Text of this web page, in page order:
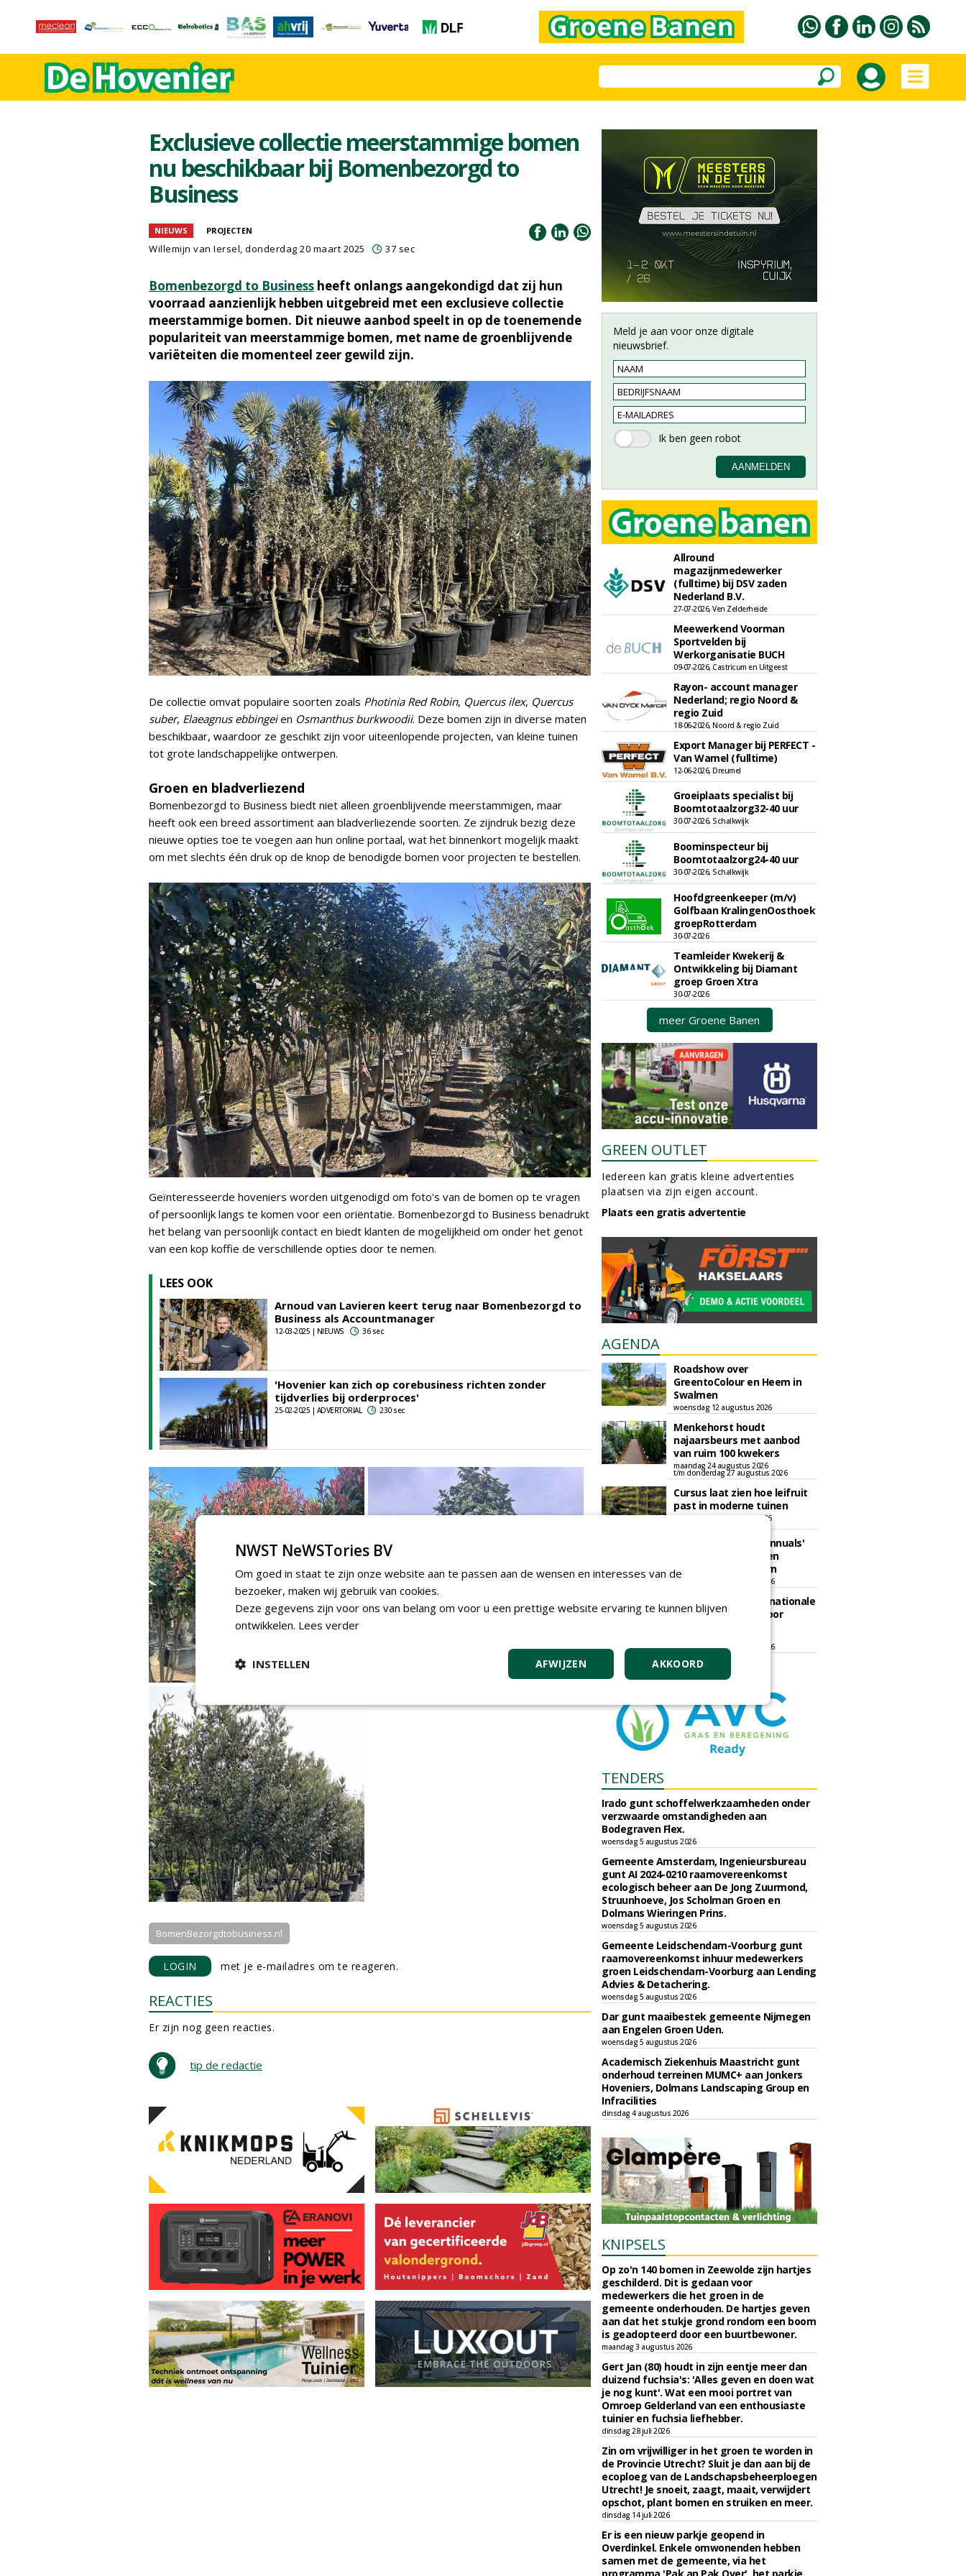
Exclusieve collectie meerstammige bomen
nu beschikbaar bij Bomenbezorgd to
Business
NIEUWS PROJECTEN
Willemijn van Iersel, donderdag 20 maart 2025 37 sec
Bomenbezorgd to Business heeft onlangs aangekondigd dat zij hun
voorraad aanzienlijk hebben uitgebreid met een exclusieve collectie
meerstammige bomen. Dit nieuwe aanbod speelt in op de toenemende
populariteit van meerstammige bomen, met name de groenblijvende
variëteiten die momenteel zeer gewild zijn.
De collectie omvat populaire soorten zoals Photinia Red Robin, Quercus ilex, Quercus
suber, Elaeagnus ebbingeien Osmanthus burkwoodii. Deze bomen zijn in diverse maten
beschikbaar, waardoor ze geschikt zijn voor uiteenlopende projecten, van kleine tuinen
tot grote landschappelijke ontwerpen.
Groen en bladverliezend
Bomenbezorgd to Business biedt niet alleen groenblijvende meerstammigen, maar
heeft ook een breed assortiment aan bladverliezende soorten. Ze zijndruk bezig deze
nieuwe opties toe te voegen aan hun online portaal, wat het binnenkort mogelijk maakt
om met slechts één druk op de knop de benodigde bomen voor projecten te bestellen.
Geïnteresseerde hoveniers worden uitgenodigd om foto's van de bomen op te vragen
of persoonlijk langs te komen voor een oriëntatie. Bomenbezorgd to Business benadrukt
het belang van persoonlijk contact en biedt klanten de mogelijkheid om onder het genot
van een kop koffie de verschillende opties door te nemen.
LEES OOK
Arnoud van Lavieren keert terug naar Bomenbezorgd to
Business als Accountmanager
12-03-2025 | NIEUWS 36 sec
'Hovenier kan zich op corebusiness richten zonder
tijdverlies bij orderproces'
25-02-2025 | ADVERTORIAL 230 sec
BomenBezorgdtobusiness.nl
LOGIN met je e-mailadres om te reageren.
REACTIES
Er zijn nog geen reacties.
tip de redactie
Meld je aan voor onze digitale
nieuwsbrief.
Allround
magazijnmedewerker
(fulltime) bij DSV zaden
Nederland B.V.
27-07-2026, Ven Zelderheide
Meewerkend Voorman
Sportvelden bij
Werkorganisatie BUCH
09-07-2026, Castricum en Uitgeest
Rayon- account manager
Nederland; regio Noord &
regio Zuid
18-06-2026, Noord & regio Zuid
Export Manager bij PERFECT -
Van Wamel (fulltime)
12-06-2026, Dreumel
Groeiplaats specialist bij
Boomtotaalzorg32-40 uur
30-07-2026, Schalkwijk
Boominspecteur bij
Boomtotaalzorg24-40 uur
30-07-2026, Schalkwijk
Hoofdgreenkeeper (m/v)
Golfbaan KralingenOosthoek
groepRotterdam
30-07-2026
Teamleider Kwekerij &
Ontwikkeling bij Diamant
groep Groen Xtra
30-07-2026
meer Groene Banen
GREEN OUTLET
Iedereen kan gratis kleine advertenties
plaatsen via zijn eigen account.
Plaats een gratis advertentie
AGENDA
Roadshow over
GreentoColour en Heem in
Swalmen
woensdag 12 augustus 2026
Menkehorst houdt
najaarsbeurs met aanbod
van ruim 100 kwekers
maandag 24 augustus 2026
t/m donderdag 27 augustus 2026
Cursus laat zien hoe leifruit
past in moderne tuinen
woensdag 26 augustus 2026
Vakdag 'All About Annuals'
zet eenjarige planten
centraal in Appeltern
donderdag 27 augustus 2026
GaLaBau 2026: internationale
ontmoetingsplek voor
t/m vrijdag 18 september 2026
TENDERS
Irado gunt schoffelwerkzaamheden onder
verzwaarde omstandigheden aan
Bodegraven Flex.
woensdag 5 augustus 2026
Gemeente Amsterdam, Ingenieursbureau
gunt AI 2024-0210 raamovereenkomst
ecologisch beheer aan De Jong Zuurmond,
Struunhoeve, Jos Scholman Groen en
Dolmans Wieringen Prins.
woensdag 5 augustus 2026
Gemeente Leidschendam-Voorburg gunt
raamovereenkomst inhuur medewerkers
groen Leidschendam-Voorburg aan Lending
Advies & Detachering.
woensdag 5 augustus 2026
Dar gunt maaibestek gemeente Nijmegen
aan Engelen Groen Uden.
woensdag 5 augustus 2026
Academisch Ziekenhuis Maastricht gunt
onderhoud terreinen MUMC+ aan Jonkers
Hoveniers, Dolmans Landscaping Group en
Infracilities
dinsdag 4 augustus 2026
KNIPSELS
Op zo'n 140 bomen in Zeewolde zijn hartjes
geschilderd. Dit is gedaan voor
medewerkers die het groen in de
gemeente onderhouden. De hartjes geven
aan dat het stukje grond rondom een boom
is geadopteerd door een buurtbewoner.
maandag 3 augustus 2026
Gert Jan (80) houdt in zijn eentje meer dan
duizend fuchsia's: 'Alles geven en doen wat
je nog kunt'. Wat een mooi portret van
Omroep Gelderland van een enthousiaste
tuinier en fuchsia liefhebber.
dinsdag 28 juli 2026
Zin om vrijwilliger in het groen te worden in
de Provincie Utrecht? Sluit je dan aan bij de
ecoploeg van de Landschapsbeheerploegen
Utrecht! Je snoeit, zaagt, maait, verwijdert
opschot, plant bomen en struiken en meer.
dinsdag 14 juli 2026
Er is een nieuw parkje geopend in
Overdinkel. Enkele omwonenden hebben
samen met de gemeente, via het
NWST NeWSTories BV
Om goed in staat te zijn onze website aan te passen aan de wensen en interesses van de
bezoeker, maken wij gebruik van cookies.
Deze gegevens zijn voor ons van belang om voor u een prettige website ervaring te kunnen blijven
ontwikkelen. Lees verder
AKKOORD
AFWIJZEN
INSTELLEN